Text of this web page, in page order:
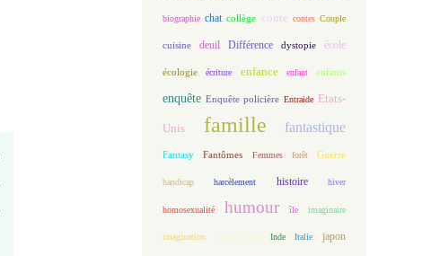
biographie chat collège conte contes Couple
cuisine deuil Différence dystopie école
écologie écriture enfance enfant enfants
enquête Enquête policière Entraide Etats-
Unis famille fantastique
Fantasy Fantômes Femmes forêt Guerre
handicap harcèlement histoire hiver
homosexualité humour île imaginaire
imagination Immigration Inde Italie japon